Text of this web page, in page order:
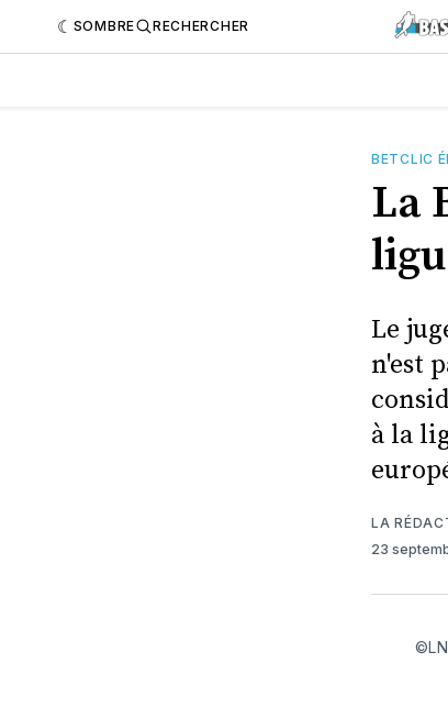
SOMBRE RECHERCHER
BETCLIC
La
Le
n'est
à la
LA
23